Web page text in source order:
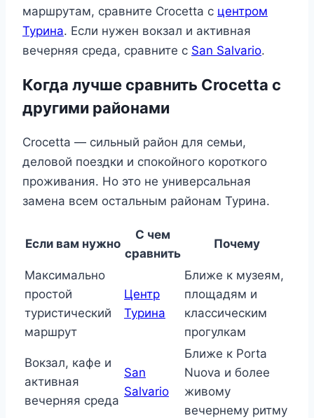
маршрутам, сравните Crocetta с центром
Турина. Если нужен вокзал и активная
вечерняя среда, сравните с San Salvario.
Когда лучше сравнить Crocetta с
другими районами
Crocetta — сильный район для семьи,
деловой поездки и спокойного короткого
проживания. Но это не универсальная
замена всем остальным районам Турина.
Если вам нужно
С чем
сравнить
Почему
Максимально
простой
туристический
маршрут
Центр
Турина
Ближе к музеям,
площадям и
классическим
прогулкам
Вокзал, кафе и
активная
вечерняя среда
San
Salvario
Ближе к Porta
Nuova и более
живому
вечернему ритму